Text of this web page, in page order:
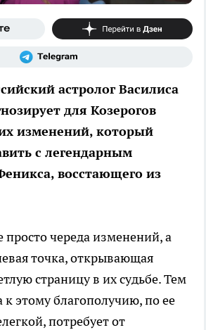
астролог Василиса
для Козерогов
изменений, который
с легендарным
восстающего из
просто череда изменений, а
точка, открывающая
страницу в их судьбе. Тем
к этому благополучию, по ее
потребует от